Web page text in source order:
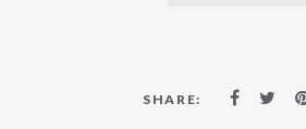
SHARE: